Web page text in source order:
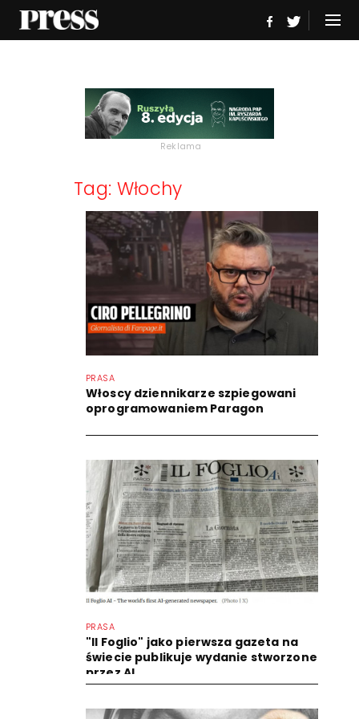
Reklama
Tag: Włochy
PRASA
Włoscy dziennikarze szpiegowani
oprogramowaniem Paragon
PRASA
"Il Foglio" jako pierwsza gazeta na
świecie publikuje wydanie stworzone
przez AI